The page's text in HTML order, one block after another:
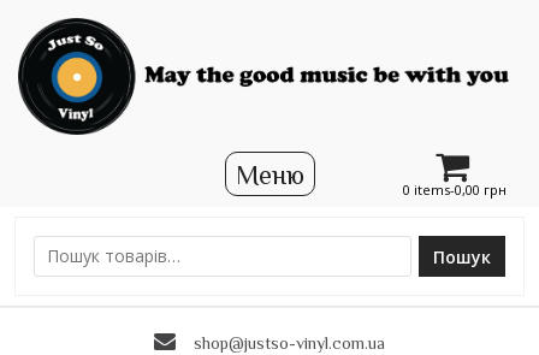
0 items-0,00 грн
Ш
Пошук
shop@justso-vinyl.com.ua